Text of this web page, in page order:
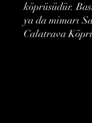
köprüsüdür.
ya da mimarı
Calatrava